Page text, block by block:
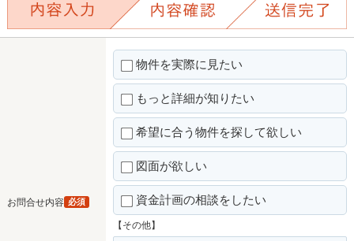
お問合せ内容 必須
物件を実際に見たい
もっと詳細が知りたい
希望に合う物件を探して欲しい
図面が欲しい
資金計画の相談をしたい
【その他】